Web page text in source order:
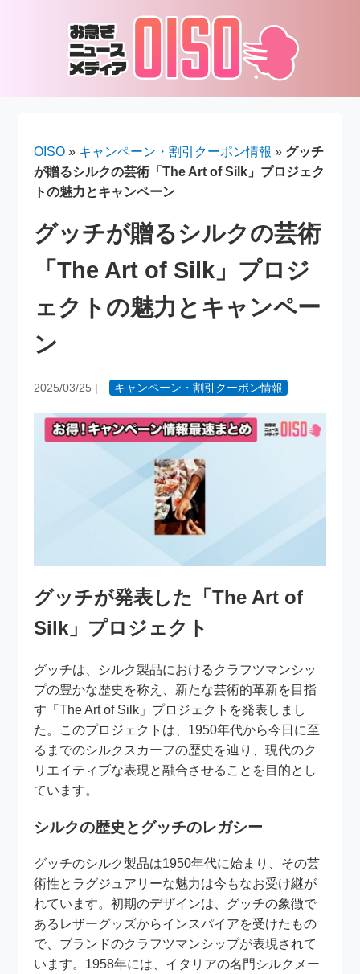
OISO » キャンペーン・割引クーポン情報 » グッチ
が贈るシルクの芸術「The Art of Silk」プロジェク
トの魅力とキャンペーン
グッチが贈るシルクの芸術
「The Art of Silk」プロジ
ェクトの魅力とキャンペー
ン
2025/03/25 | キャンペーン・割引クーポン情報
グッチが発表した「The Art of
Silk」プロジェクト
グッチは、シルク製品におけるクラフツマンシッ
プの豊かな歴史を称え、新たな芸術的革新を目指
す「The Art of Silk」プロジェクトを発表しまし
た。このプロジェクトは、1950年代から今日に至
るまでのシルクスカーフの歴史を辿り、現代のク
リエイティブな表現と融合させることを目的とし
ています。
シルクの歴史とグッチのレガシー
グッチのシルク製品は1950年代に始まり、その芸
術性とラグジュアリーな魅力は今もなお受け継が
れています。初期のデザインは、グッチの象徴で
あるレザーグッズからインスパイアを受けたもの
で、ブランドのクラフツマンシップが表現されて
います。1958年には、イタリアの名門シルクメー